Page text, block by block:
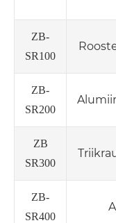
ZB-
SR100
ZB-
SR200
ZB
SR300
ZB-
SR400